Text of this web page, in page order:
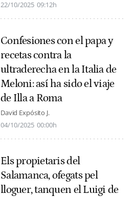
22/10/2025 09:12h
Confesiones con el papa y
recetas contra la
ultraderecha en la Italia de
Meloni: así ha sido el viaje
de Illa a Roma
David Expósito J.
04/10/2025 00:00h
Els propietaris del
Salamanca, ofegats pel
lloguer, tanquen el Luigi de